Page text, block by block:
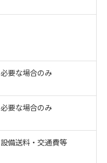
必要な場合のみ
必要な場合のみ
設備送料・交通費等